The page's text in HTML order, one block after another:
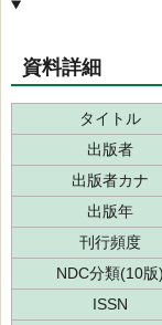
資料詳細
タイトル
出版者
出版者カナ
出版年
刊行頻度
NDC分類(10版)
ISSN